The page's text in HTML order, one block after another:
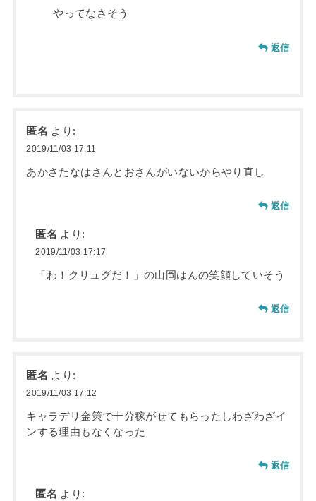
やってなさそう
返信
匿名 より:
2019/11/03 17:11
あかさたなはさんとおさんがいないからやり直し
返信
匿名 より:
2019/11/03 17:17
「わ！クリュグだ！」の山岡はんの笑顔していそう
返信
匿名 より:
2019/11/03 17:12
キャラデリ金策で十分稼がせてもらったしわざわざイ
ンする理由もなくなった
返信
匿名 より: